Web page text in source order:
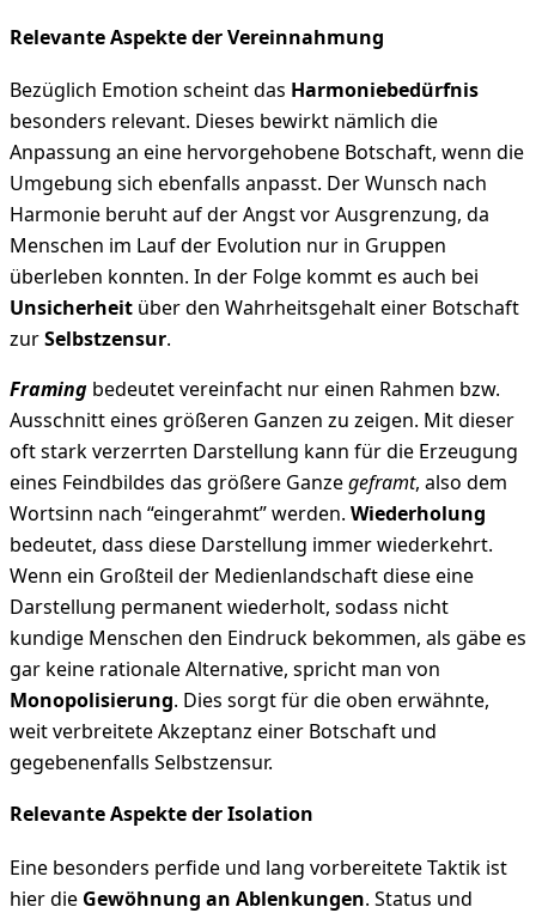
Relevante Aspekte der Vereinnahmung
Bezüglich Emotion scheint das Harmoniebedürfnis
besonders relevant. Dieses bewirkt nämlich die
Anpassung an eine hervorgehobene Botschaft, wenn die
Umgebung sich ebenfalls anpasst. Der Wunsch nach
Harmonie beruht auf der Angst vor Ausgrenzung, da
Menschen im Lauf der Evolution nur in Gruppen
überleben konnten. In der Folge kommt es auch bei
Unsicherheit über den Wahrheitsgehalt einer Botschaft
zurSelbstzensur.
Framing bedeutet vereinfacht nur einen Rahmen bzw.
Ausschnitt eines größeren Ganzen zu zeigen. Mit dieser
oft stark verzerrten Darstellung kann für die Erzeugung
eines Feindbildes das größere Ganzegeframt, also dem
Wortsinn nach “eingerahmt” werden. Wiederholung
bedeutet, dass diese Darstellung immer wiederkehrt.
Wenn ein Großteil der Medienlandschaft diese eine
Darstellung permanent wiederholt, sodass nicht
kundige Menschen den Eindruck bekommen, als gäbe es
gar keine rationale Alternative, spricht man von
Monopolisierung. Dies sorgt für die oben erwähnte,
weit verbreitete Akzeptanz einer Botschaft und
gegebenenfalls Selbstzensur.
Relevante Aspekte der Isolation
Eine besonders perfide und lang vorbereitete Taktik ist
hier die Gewöhnung an Ablenkungen. Status und